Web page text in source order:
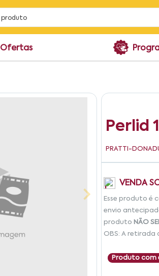
Ofertas
Perlid
PRATTI-
VENDA
Esse produto é
envio
produto NÃO
OBS: A
Produto com